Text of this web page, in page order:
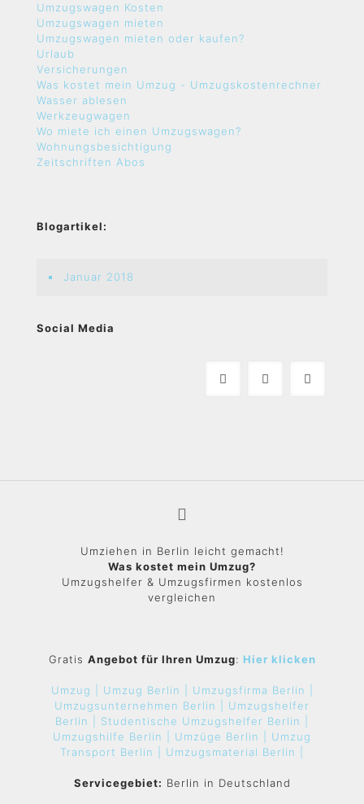
Umzugswagen Kosten
Umzugswagen mieten
Umzugswagen mieten oder kaufen?
Urlaub
Versicherungen
Was kostet mein Umzug - Umzugskostenrechner
Wasser ablesen
Werkzeugwagen
Wo miete ich einen Umzugswagen?
Wohnungsbesichtigung
Zeitschriften Abos
Blogartikel:
Januar 2018
Social Media
Umziehen in Berlin leicht gemacht!
Was kostet mein Umzug?
Umzugshelfer & Umzugsfirmen kostenlos
vergleichen
Gratis Angebot für Ihren Umzug: Hier klicken
Umzug | Umzug Berlin |
Umzugsfirma Berlin |
Umzugsunternehmen Berlin | Umzugshelfer
Berlin | Studentische Umzugshelfer Berlin |
Umzugshilfe Berlin | Umzüge Berlin | Umzug
Transport Berlin | Umzugsmaterial Berlin |
Servicegebiet: Berlin in Deutschland